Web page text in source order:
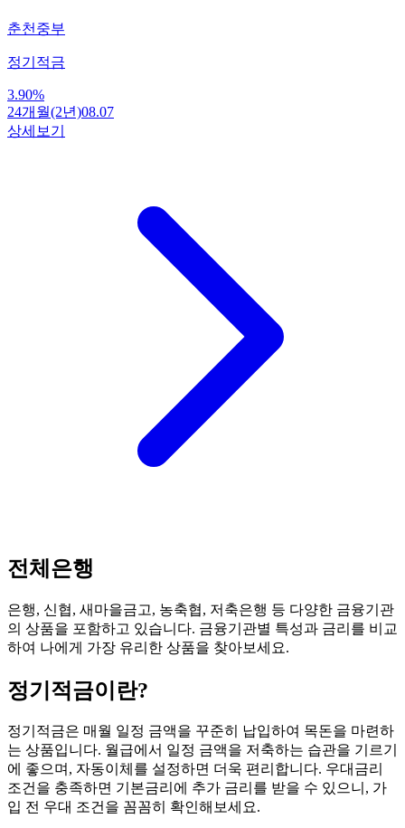
춘천중부
정기적금
3.90%
24개월(2년)08.07
상세보기
전체은행
은행, 신협, 새마을금고, 농축협, 저축은행 등 다양한 금융기관
의 상품을 포함하고 있습니다. 금융기관별 특성과 금리를 비교
하여 나에게 가장 유리한 상품을 찾아보세요.
정기적금이란?
정기적금은 매월 일정 금액을 꾸준히 납입하여 목돈을 마련하
는 상품입니다. 월급에서 일정 금액을 저축하는 습관을 기르기
에 좋으며, 자동이체를 설정하면 더욱 편리합니다. 우대금리
조건을 충족하면 기본금리에 추가 금리를 받을 수 있으니, 가
입 전 우대 조건을 꼼꼼히 확인해보세요.